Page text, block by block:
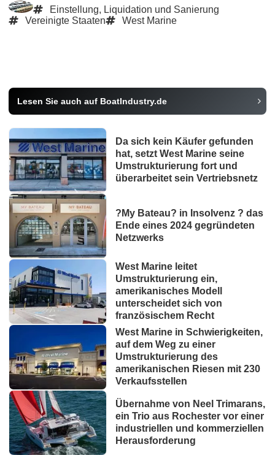
Einstellung, Liquidation und Sanierung
Vereinigte Staaten
West Marine
Lesen Sie auch auf BoatIndustry.de
Da sich kein Käufer gefunden
hat, setzt West Marine seine
Umstrukturierung fort und
überarbeitet sein Vertriebsnetz
?My Bateau? in Insolvenz ? das
Ende eines 2024 gegründeten
Netzwerks
West Marine leitet
Umstrukturierung ein,
amerikanisches Modell
unterscheidet sich von
französischem Recht
West Marine in Schwierigkeiten,
auf dem Weg zu einer
Umstrukturierung des
amerikanischen Riesen mit 230
Verkaufsstellen
Übernahme von Neel Trimarans,
ein Trio aus Rochester vor einer
industriellen und kommerziellen
Herausforderung